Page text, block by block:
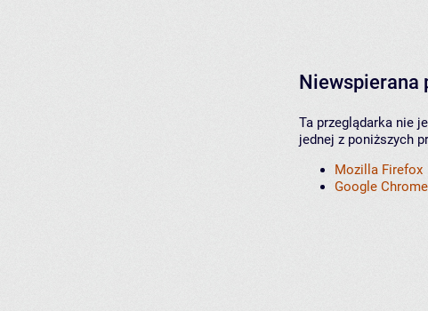
Niewspierana
Ta przeglądarka nie
jednej z poniższych
Mozilla Firefox
Google Chrome